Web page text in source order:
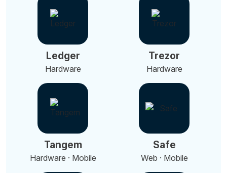
Ledger
Hardware
Trezor
Hardware
Tangem
Hardware · Mobile
Safe
Web · Mobile